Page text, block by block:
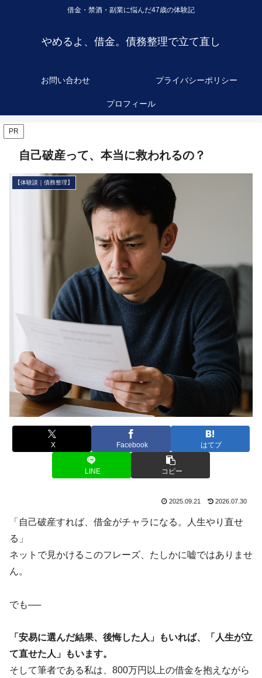
借金・禁酒・副業に悩んだ47歳の体験記
やめるよ、借金。債務整理で立て直し
お問い合わせ プライバシーポリシー
プロフィール
PR
自己破産って、本当に救われるの？
【体験談｜債務整理】
X Facebook はてブ
LINE コピー
2025.09.21 2026.07.30
「自己破産すれば、借金がチャラになる。人生やり直せ
る」
ネットで見かけるこのフレーズ、たしかに嘘ではありませ
ん。
でも──
「安易に選んだ結果、後悔した人」もいれば、「人生が立
て直せた人」もいます。
そして筆者である私は、800万円以上の借金を抱えながら